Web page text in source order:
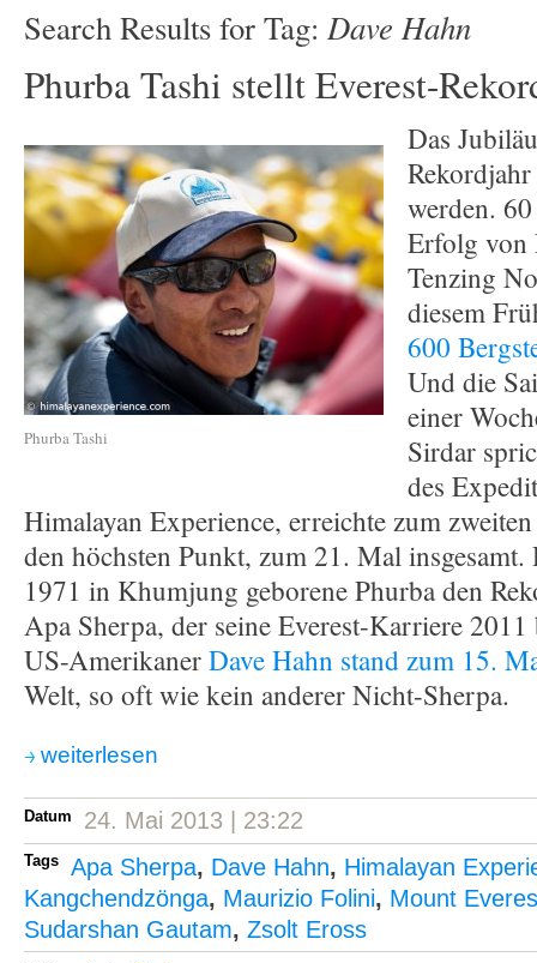
Search Results for Tag: Dave Hahn
Phurba Tashi stellt Everest-
Phurba Tashi
Das
werden.
Erfolg von
Tenzing
diesem
600
Und die
einer
Sirdar
des
Himalayan Experience, erreichte zum
den höchsten Punkt, zum 21. Mal
1971 in Khumjung geborene Phurba den
Apa Sherpa, der seine Everest-Karriere 2011
US-AmerikanerDave Hahn stand zum 15.
Welt, so oft wie kein anderer Nicht-Sherpa.
weiterlesen
Datum 24. Mai 2013 | 23:22
Tags Apa Sherpa, Dave Hahn, Himalayan
Kangchendzönga, Maurizio Folini, Mount
Sudarshan Gautam, Zsolt Eross